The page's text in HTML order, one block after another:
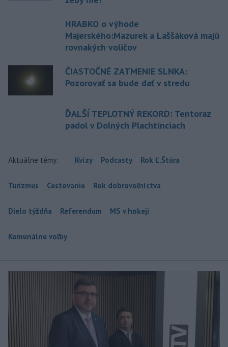
HRABKO o výhode
Majerského:Mazurek a Laššáková majú
rovnakých voličov
ČIASTOČNÉ ZATMENIE SLNKA:
Pozorovať sa bude dať v stredu
ĎALŠÍ TEPLOTNÝ REKORD: Tentoraz
padol v Dolných Plachtinciach
Aktuálne témy: Kvízy Podcasty Rok Ľ.Štúra
Turizmus Cestovanie Rok dobrovoľníctva
Dielo týždňa Referendum MS v hokeji
Komunálne voľby